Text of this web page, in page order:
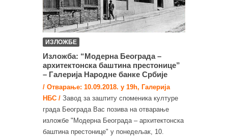
ИЗЛОЖБЕ
Изложба: “Модерна Београда –
архитектонска баштина престонице”
– Галерија Народне банке Србије
/ Отварање: 10.09.2018. у 19h, Галерија
НБС / Завод за заштиту споменика културе
града Београда Вас позива на отварање
изложбе "Модерна Београда – архитектонска
баштина престонице" у понедељак, 10.